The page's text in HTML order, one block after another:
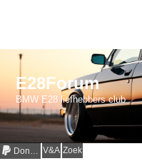
E28Forum
BMW E28 liefhebbers club
Donaties V&A Zoek